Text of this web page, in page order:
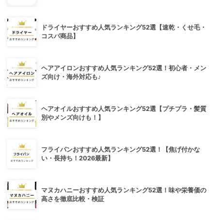
ドライヤーおすすめ人気ランキング52選【速乾・くせ毛・
コスパ商品】
ヘアアイロンおすすめ人気ランキング52選！初心者・メン
ズ向け・海外対応も♪
ヘアオイルおすすめ人気ランキング52選【プチプラ・髪質
別やメンズ向けも！】
フライパンおすすめ人気ランキング52選！【焦げ付かな
い・長持ち！2026最新】
マヌカハニーおすすめ人気ランキング52選！味や栄養価の
高さを徹底比較・検証